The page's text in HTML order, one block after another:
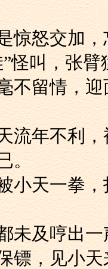
交加，
怪叫，张
情，迎
年不利，
。
一拳，
哼出一
，见小天